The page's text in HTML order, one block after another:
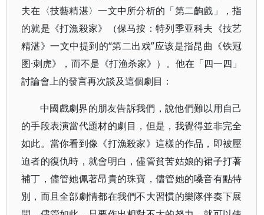
夫在〈技藝精湛〉一文中所分析的「第二齣戲」，指
的就是《打漁殺家》（保马按：特列季亚科夫《技艺
精湛》一文中提到的“第二出戏”应该是指昆曲《铁冠
图·刺虎》，而不是《打渔杀家》）。他在「四一四」
討論會上的發言再次談及這個劇目：
中國戲劇界的朋友告訴我們，說他們難以用自己
的手段表演當代題材的劇目，但是，我覺得並非完全
如此。當你看到像《打漁殺家》這樣的作品，即被壓
迫者的復仇時，就會明白，儘管貧苦姑娘的裙子打著
補丁，儘管她佩著昂貴的珠寶，儘管她的嗓音有點特
別，而且全部劇情都在我們不大習慣的樂隊伴奏下展